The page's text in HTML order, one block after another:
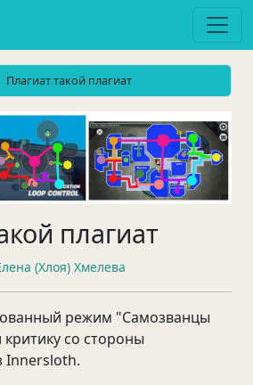
Плагиат такой плагиат
плагиат
(Хлоя) Хмелева
режим "Самозванцы
со стороны
Innersloth.